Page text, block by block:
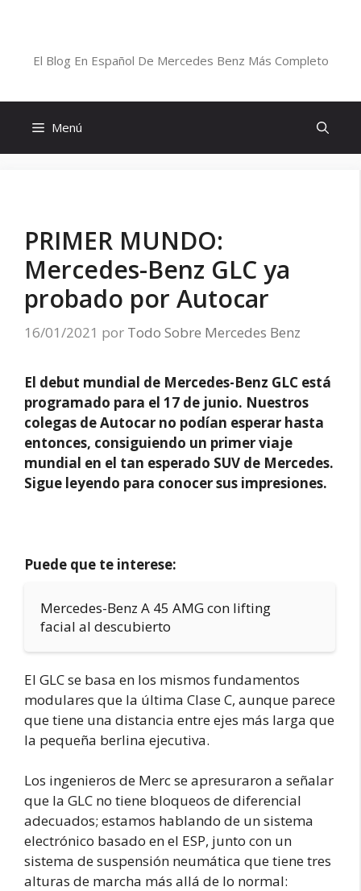
El Blog En Español De Mercedes Benz Más Completo
Menú
PRIMER MUNDO:
Mercedes-Benz GLC ya
probado por Autocar
16/01/2021 por Todo Sobre Mercedes Benz
El debut mundial de Mercedes-Benz GLC está
programado para el 17 de junio. Nuestros
colegas de Autocar no podían esperar hasta
entonces, consiguiendo un primer viaje
mundial en el tan esperado SUV de Mercedes.
Sigue leyendo para conocer sus impresiones.
Puede que te interese:
Mercedes-Benz A 45 AMG con lifting
facial al descubierto
El GLC se basa en los mismos fundamentos
modulares que la última Clase C, aunque parece
que tiene una distancia entre ejes más larga que
la pequeña berlina ejecutiva.
Los ingenieros de Merc se apresuraron a señalar
que la GLC no tiene bloqueos de diferencial
adecuados; estamos hablando de un sistema
electrónico basado en el ESP, junto con un
sistema de suspensión neumática que tiene tres
alturas de marcha más allá de lo normal: